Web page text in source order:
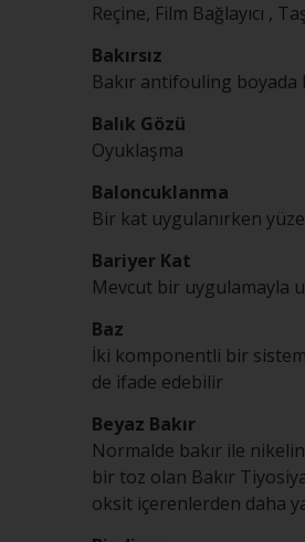
Reçine, Film Bağlayıcı ,
Bakırsız
Bakır antifouling boyada
Balık Gözü
Oyuklaşma
Baloncuklanma
Bir kat uygulanırken
Bariyer Kat
Mevcut bir uygulamayla
Baz
İki komponentli bir
de ifade edebilir
Beyaz Bakır
Normalde bakır ile
bir toz olan Bakır
oksit içerenlerden daha